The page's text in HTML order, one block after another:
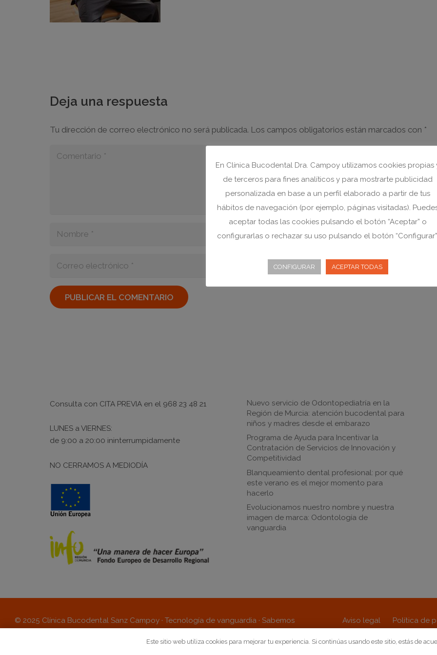
Deja una respuesta
Tu dirección de correo electrónico no será publicada. Los campos obligatorios están marcados con *
PUBLICAR EL COMENTARIO
Consulta con CITA PREVIA en el 968 23 48 21
LUNES a VIERNES:
de 9:00 a 20:00 ininterrumpidamente
NO CERRAMOS A MEDIODÍA
Nuevo servicio de Odontopediatría en la
Región de Murcia: atención bucodental para
niños y madres desde el embarazo
Programa de Ayuda para Incentivar la
Contratación de Servicios de Innovación y
Competitividad
Blanqueamiento dental profesional: por qué
este verano es el mejor momento para
hacerlo
Evolucionamos nuestro nombre y nuestra
imagen de marca: Odontología de
vanguardia
© 2025 Clínica Bucodental Sanz Campoy · Tecnología de vanguardia · Sabemos
Aviso legal Política de
En Clínica Bucodental Dra. Campoy utilizamos cookies propias
de terceros para fines analíticos y para mostrarte publicidad
personalizada en base a un perfil elaborado a partir de tus
hábitos de navegación (por ejemplo, páginas visitadas).
aceptar todas las cookies pulsando el botón “Aceptar” o
configurarlas o rechazar su uso pulsando el botón
CONFIGURAR ACEPTAR TODAS
Este sitio web utiliza cookies para mejorar tu experiencia. Si continúas usando este sitio, estás de